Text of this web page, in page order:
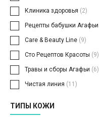
Клиника здоровья (2)
Рецепты бабушки Агафьи
Саre & Вeauty Line (9)
Сто Рецептов Красоты (9)
Травы и сборы Агафьи (6)
Чистая линия (11)
ТИПЫ КОЖИ